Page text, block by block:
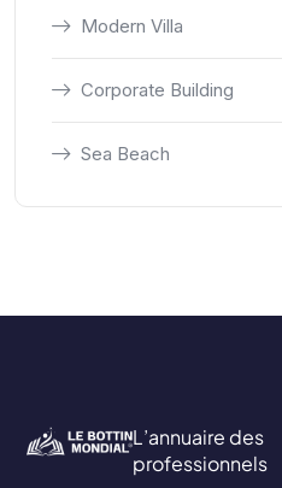
Modern Villa
Corporate Building
Sea Beach
L’annuaire des
professionnels